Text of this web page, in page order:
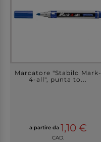
Marcatore "Stabilo Mark-
4-all", punta to...
a partire da 1,10 €
CAD.